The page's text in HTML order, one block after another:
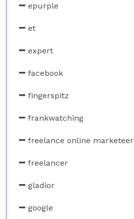
epurple
et
expert
facebook
fingerspitz
frankwatching
freelance online marketeer
freelancer
gladior
google